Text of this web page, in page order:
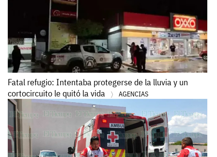
Fatal refugio: Intentaba protegerse de la lluvia y un
cortocircuito le quitó la vida
AGENCIAS